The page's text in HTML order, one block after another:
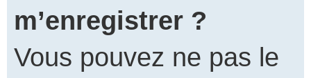
m’enregistrer ?
Vous pouvez ne pas le